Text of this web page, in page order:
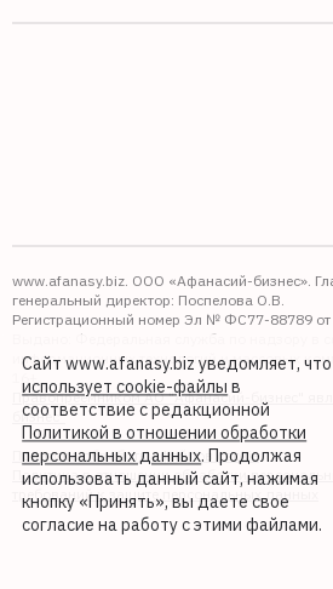
www.afanasy.biz. ООО «Афанасий-бизнес».
генеральный директор: Поспелова О.В.
Регистрационный номер Эл № ФС77-88789
Выдано: Федеральная служба по надзору в
информационных технологий и массовых
Правопреемником АО "Афанасий-бизнес"
бизнес"
Политика обработки файлов cookie
Политика в отношении обработки
требований к защите персональных данных
Сайт www.afanasy.biz уведомляет, что
использует cookie-файлы в
соответствие с редакционной
Политикой в отношении обработки
персональных данных. Продолжая
использовать данный сайт, нажимая
кнопку «Принять», вы даете свое
согласие на работу с этими файлами.